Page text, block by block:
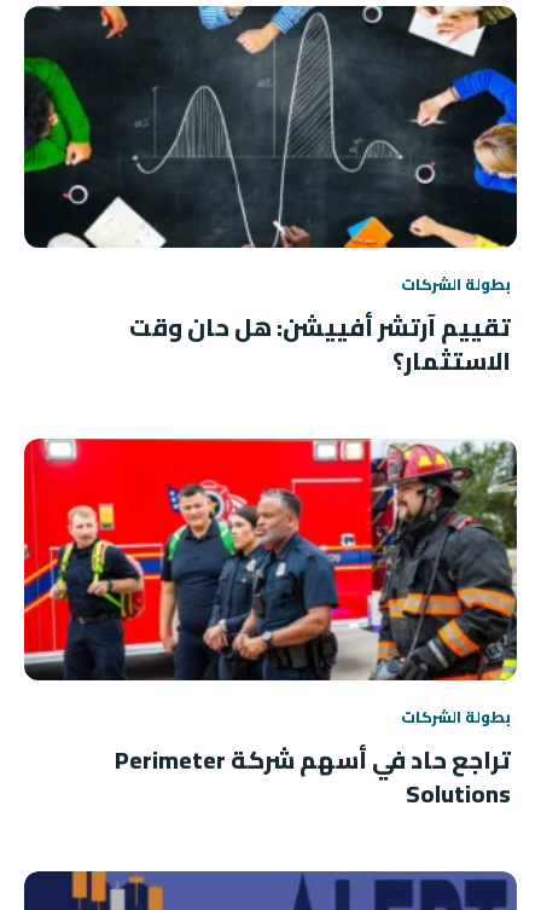
بطولة الشركات
تقييم آرتشر أفييشن: هل حان وقت
الاستثمار؟
بطولة الشركات
تراجع حاد في أسهم شركة Perimeter
Solutions